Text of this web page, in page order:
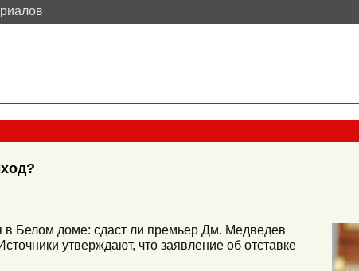
Белом доме: сдаст ли премьер Дм. Медведев
утверждают, что заявление об отставке